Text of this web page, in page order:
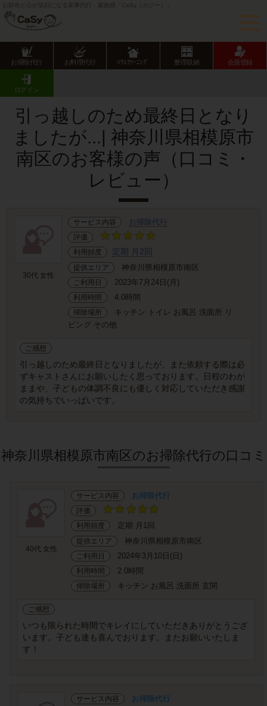
お財布と心が笑顔になる家事代行・家政婦「CaSy（カジー）」
お掃除代行 お料理代行 ﾊｳｽｸﾘｰﾆﾝｸﾞ 整理収納 会員登録
ログイン
CaSy TOP
お客様の声･口コミ詳細
引っ越しのため最終日となり
ましたが...| 神奈川県相模原市
南区のお客様の声（口コミ・
レビュー）
30代 女性
サービス内容 お掃除代行
評価
利用頻度
定期 月2回
提供エリア 神奈川県相模原市南区
ご利用日 2023年7月24日(月)
利用時間 4.0時間
掃除場所
キッチン トイレ お風呂 洗面所 リ
ビング その他
ご感想
引っ越しのため最終日となりましたが、また依頼する際は必
ずキャストさんにお願いしたく思っております。日程のわが
ままや、子どもの体調不良にも優しく対応していただき感謝
の気持ちでいっぱいです。
神奈川県相模原市南区のお掃除代行の口コミ
40代 女性
サービス内容 お掃除代行
評価
利用頻度
定期 月1回
提供エリア 神奈川県相模原市南区
ご利用日 2024年3月10日(日)
利用時間 2.0時間
掃除場所 キッチン お風呂 洗面所 玄関
ご感想
いつも限られた時間でキレイにしていただきありがとうござ
います。子ども達も喜んでおります。またお願いいたしま
す！
サービス内容 お掃除代行